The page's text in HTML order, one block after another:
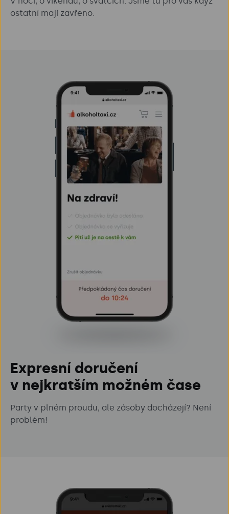
ostatní mají zavřeno.
Expresní doručení
v nejkratším možném čase
Party v plném proudu, ale zásoby docházejí? Není
problém!